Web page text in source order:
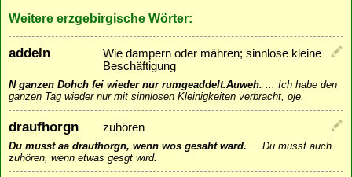
Weitere erzgebirgische Wörter:
addeln
Wie dampern oder mähren; sinnlose kleine
Beschäftigung
N ganzen Dohch fei wieder nur rumgeaddelt.Auweh. ... Ich habe den
ganzen Tag wieder nur mit sinnlosen Kleinigkeiten verbracht, oje.
draufhorgn zuhören
Du musst aa draufhorgn, wenn wos gesaht ward. ... Du musst auch
zuhören, wenn etwas gesgt wird.